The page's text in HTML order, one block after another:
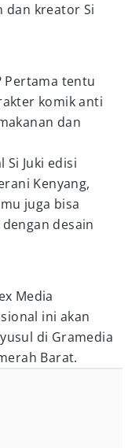
dan kreator Si
Pertama tentu
komik anti
dan
Juki edisi
Kenyang,
juga bisa
desain
Media
ini akan
di Gramedia
Barat.